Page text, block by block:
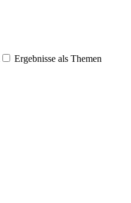
Ergebnisse als Themen